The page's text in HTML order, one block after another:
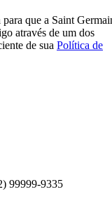
que a Saint
através de um dos
de sua Política de
99999-9335